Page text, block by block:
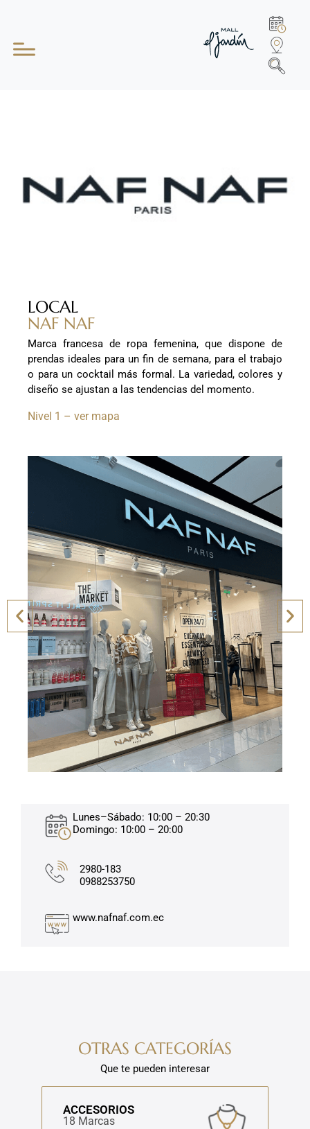
LOCAL
NAF NAF
Marca francesa de ropa femenina, que dispone de
prendas ideales para un fin de semana, para el trabajo
o para un cocktail más formal. La variedad, colores y
diseño se ajustan a las tendencias del momento.
Nivel 1 – ver mapa
Lunes–Sábado: 10:00 – 20:30
Domingo: 10:00 – 20:00
2980-183
0988253750
www.nafnaf.com.ec
OTRAS CATEGORÍAS
Que te pueden interesar
ACCESORIOS
18 Marcas